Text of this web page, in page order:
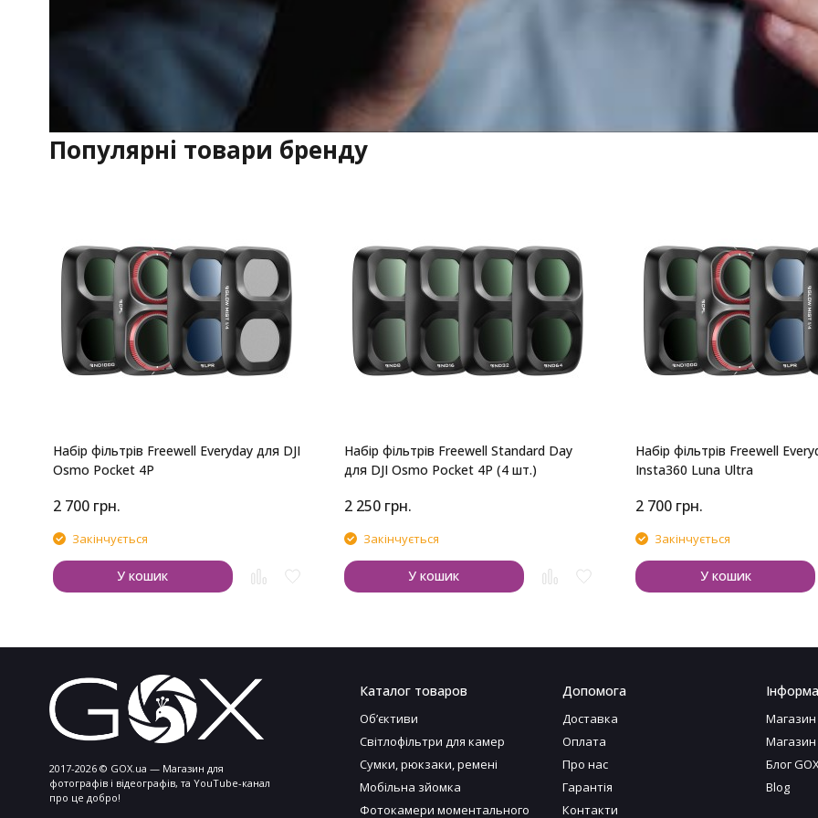
Популярні товари бренду
Набір фільтрів Freewell Everyday для DJI
Osmo Pocket 4P
2 700 грн.
Закінчується
У кошик
Набір фільтрів Freewell Standard Day
для DJI Osmo Pocket 4P (4 шт.)
2 250 грн.
Закінчується
У кошик
Набір фільтрів Freewell
Insta360 Luna Ultra
2 700 грн.
Закінчується
У кошик
2017-2026 © GOX.ua — Магазин для
фотографів і відеографів, та YouTube-канал
про це добро!
Каталог товаров
Обʼєктиви
Світлофільтри для камер
Сумки, рюкзаки, ремені
Мобільна зйомка
Фотокамери моментального
Допомога
Доставка
Оплата
Про нас
Гарантія
Контакти
Магазин
Магазин
Блог
Blog